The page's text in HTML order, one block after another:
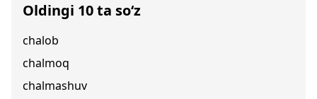
Oldingi 10 ta so‘z
chalob
chalmoq
chalmashuv